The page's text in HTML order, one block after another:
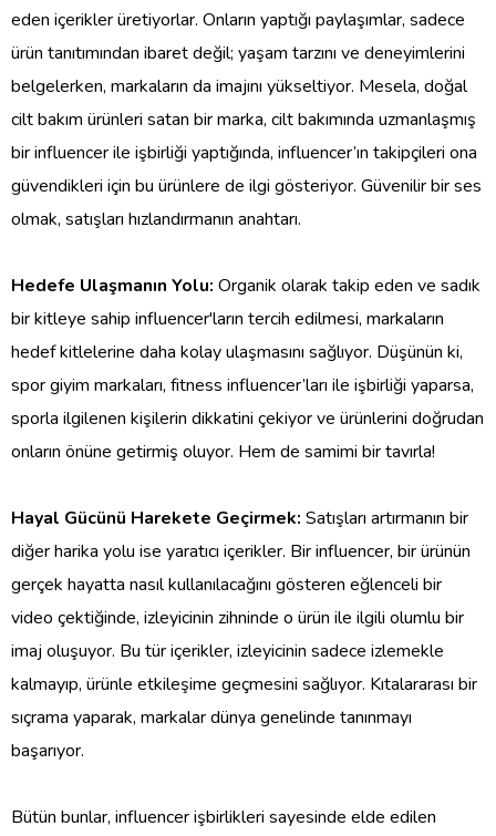
eden içerikler üretiyorlar. Onların yaptığı paylaşımlar, sadece
ürün tanıtımından ibaret değil; yaşam tarzını ve deneyimlerini
belgelerken, markaların da imajını yükseltiyor. Mesela, doğal
cilt bakım ürünleri satan bir marka, cilt bakımında uzmanlaşmış
bir influencer ile işbirliği yaptığında, influencer’ın takipçileri ona
güvendikleri için bu ürünlere de ilgi gösteriyor. Güvenilir bir ses
olmak, satışları hızlandırmanın anahtarı.
Hedefe Ulaşmanın Yolu: Organik olarak takip eden ve sadık
bir kitleye sahip influencer'ların tercih edilmesi, markaların
hedef kitlelerine daha kolay ulaşmasını sağlıyor. Düşünün ki,
spor giyim markaları, fitness influencer’ları ile işbirliği yaparsa,
sporla ilgilenen kişilerin dikkatini çekiyor ve ürünlerini doğrudan
onların önüne getirmiş oluyor. Hem de samimi bir tavırla!
Hayal Gücünü Harekete Geçirmek: Satışları artırmanın bir
diğer harika yolu ise yaratıcı içerikler. Bir influencer, bir ürünün
gerçek hayatta nasıl kullanılacağını gösteren eğlenceli bir
video çektiğinde, izleyicinin zihninde o ürün ile ilgili olumlu bir
imaj oluşuyor. Bu tür içerikler, izleyicinin sadece izlemekle
kalmayıp, ürünle etkileşime geçmesini sağlıyor. Kıtalararası bir
sıçrama yaparak, markalar dünya genelinde tanınmayı
başarıyor.
Bütün bunlar, influencer işbirlikleri sayesinde elde edilen